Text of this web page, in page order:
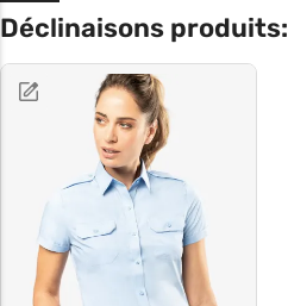
Déclinaisons produits: